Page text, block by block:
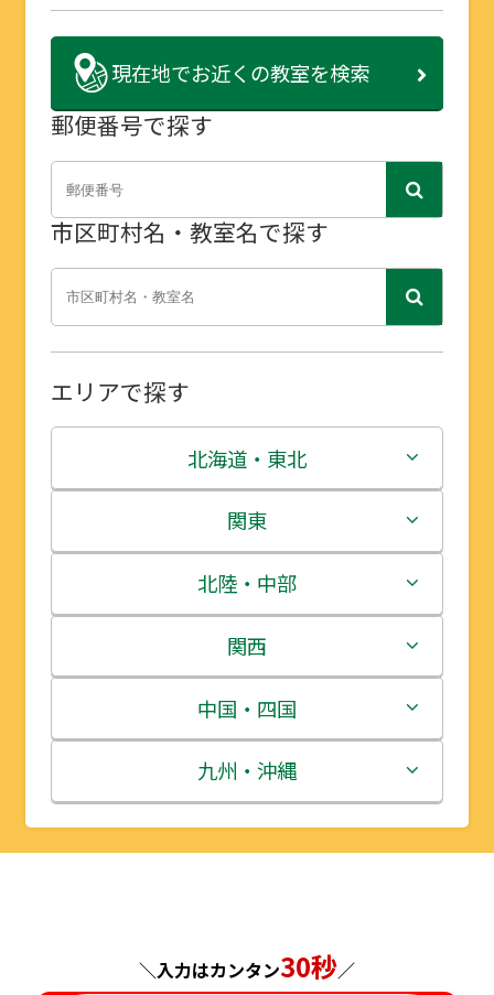
現在地でお近くの教室を検索
郵便番号で探す
市区町村名・教室名で探す
エリアで探す
北海道・東北
北海道
青森県
岩手県
宮城県
秋田県
山形県
関東
茨城県
栃木県
群馬県
埼玉県
千葉県
北陸・中部
新潟県
富山県
石川県
福井県
関西
三重県
滋賀県
京都府
中国・四国
鳥取県
島根県
九州・沖縄
福岡県
＼入力はカンタン30秒／